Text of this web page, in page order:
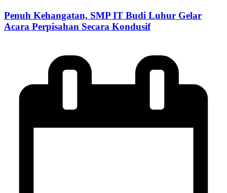
Penuh Kehangatan, SMP IT Budi Luhur Gelar
Acara Perpisahan Secara Kondusif